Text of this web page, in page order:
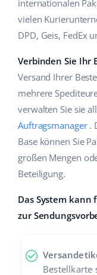
Marktplatz-Manager
Versandmanagement
Preisautomatisierung
KI für E-Commerce
Ecosystem
Base Analytics
Produkte für Kinder
Elektronik
Autoteile
Supermarkt
Health & Beauty
Mode
Hilfe
Akademie
Marketplace Ebook
Blog
Dienstleistungen
Base.com Audit
Vorteilsrechner
english (GB)
english (IN)
čeština
deutsch
Ελληνικά
español (AR)
español (MX)
Italiano
internationalen
vielen
DPD, Geis, FedEx
Verbinden Sie Ihr
Versand Ihrer
mehrere
verwalten Sie sie
Auftragsmanager.
Base können Sie
großen Mengen
Beteiligung.
Das System kann
zur
Bestellkarte